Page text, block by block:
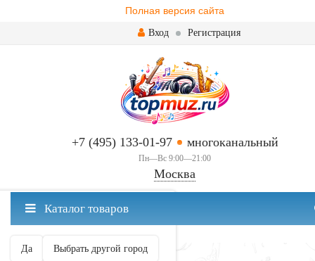
Полная версия сайта
Вход Регистрация
+7 (495) 133-01-97 многоканальный
Пн—Вс 9:00—21:00
Москва
Москва ваш город?
Да Выбрать другой город
Каталог товаров
КЛАВИШНЫЕ